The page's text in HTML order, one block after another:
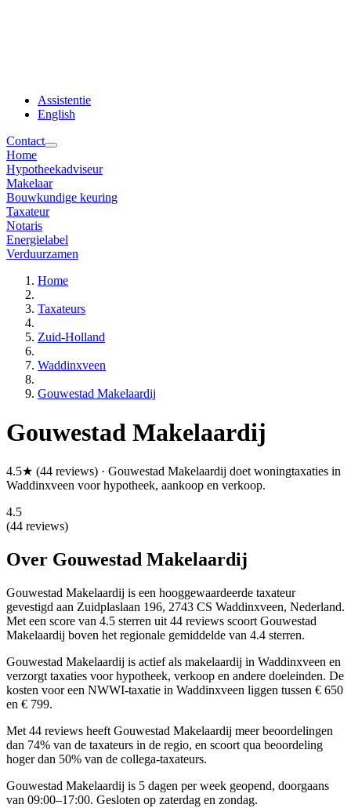
Assistentie
English
Contact
Home
Hypotheekadviseur
Makelaar
Bouwkundige keuring
Taxateur
Notaris
Energielabel
Verduurzamen
Home
Taxateurs
Zuid-Holland
Waddinxveen
Gouwestad Makelaardij
Gouwestad Makelaardij
4.5★ (44 reviews) · Gouwestad Makelaardij doet woningtaxaties in
Waddinxveen voor hypotheek, aankoop en verkoop.
4.5
(44 reviews)
Over Gouwestad Makelaardij
Gouwestad Makelaardij is een hooggewaardeerde taxateur
gevestigd aan Zuidplaslaan 196, 2743 CS Waddinxveen, Nederland.
Met een score van 4.5 sterren uit 44 reviews scoort Gouwestad
Makelaardij boven het regionale gemiddelde van 4.4 sterren.
Gouwestad Makelaardij is actief als makelaardij in Waddinxveen en
verzorgt taxaties voor hypotheek, verkoop en andere doeleinden. De
kosten voor een NWWI-taxatie in Waddinxveen liggen tussen € 650
en € 799.
Met 44 reviews heeft Gouwestad Makelaardij meer beoordelingen
dan 74% van de taxateurs in de regio, en scoort qua beoordeling
hoger dan 50% van de collega-taxateurs.
Gouwestad Makelaardij is 5 dagen per week geopend, doorgaans
van 09:00–17:00. Gesloten op zaterdag en zondag.